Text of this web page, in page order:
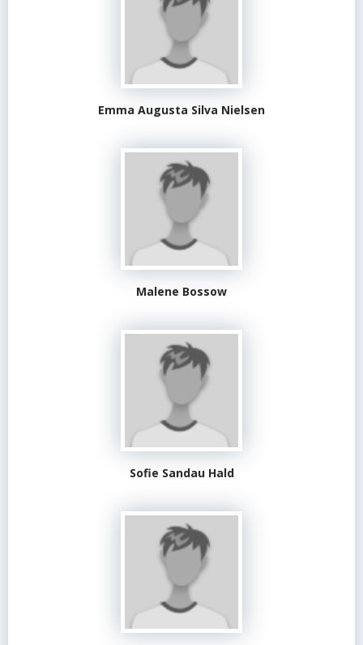
Emma Augusta Silva Nielsen
Malene Bossow
Sofie Sandau Hald